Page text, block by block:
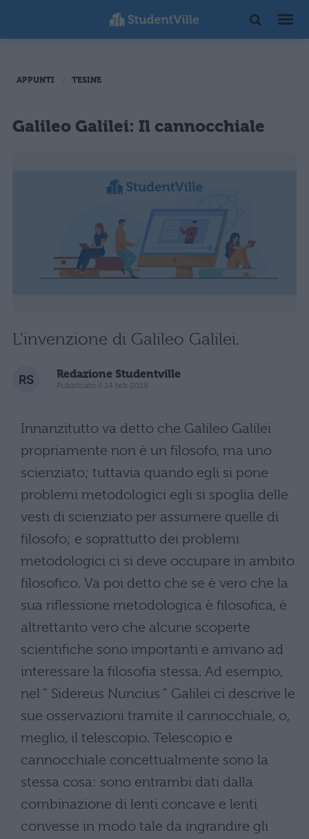
APPUNTI TESINE
Galileo Galilei: Il cannocchiale
L'invenzione di Galileo Galilei.
Redazione Studentville
Pubblicato il 14 feb 2018
Innanzitutto va detto che Galileo Galilei
propriamente non è un filosofo, ma uno
scienziato; tuttavia quando egli si pone
problemi metodologici egli si spoglia delle
vesti di scienziato per assumere quelle di
filosofo; e soprattutto dei problemi
metodologici ci si deve occupare in ambito
filosofico. Va poi detto che se è vero che la
sua riflessione metodologica è filosofica, è
altrettanto vero che alcune scoperte
scientifiche sono importanti e arrivano ad
interessare la filosofia stessa. Ad esempio,
nel ” Sidereus Nuncius ” Galilei ci descrive le
sue osservazioni tramite il cannocchiale, o,
meglio, il telescopio. Telescopio e
cannocchiale concettualmente sono la
stessa cosa: sono entrambi dati dalla
combinazione di lenti concave e lenti
convesse in modo tale da ingrandire gli